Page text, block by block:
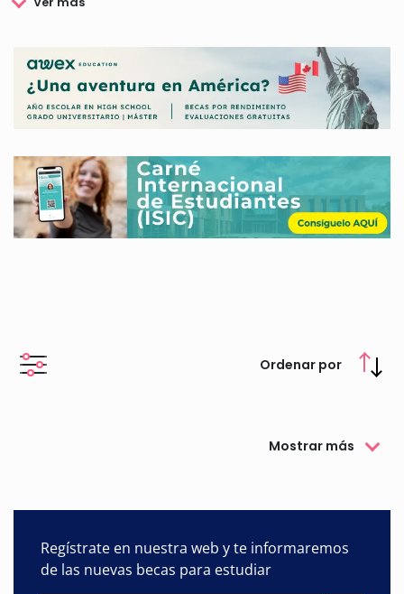
finalidad de que los estudiantes tengan facilidades a la hora
Si está interesado en obtener más información sobre estas
becas y ayudas convocadas por el Cabildo de Gran Canaria,
aquí le ofrecemos la información que necesita, becas,
requisitos, plazo, documentación, etc.
Ordenar por
Mostrar más
Regístrate en nuestra web y te informaremos
de las nuevas becas para estudiar